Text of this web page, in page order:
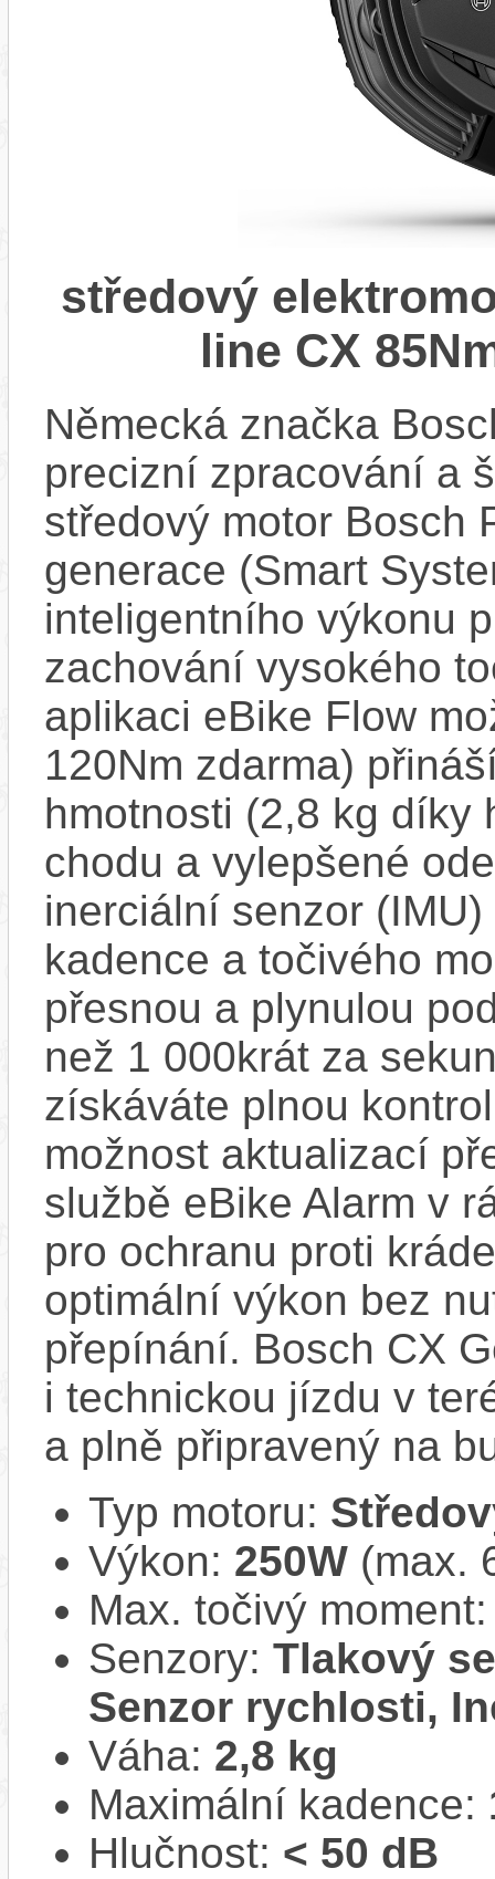
středový
line CX
Německá značka
precizní zpracování a
středový motor Bosch
generace (Smart
inteligentního výkonu
zachování vysokého
aplikaci eBike Flow
120Nm zdarma)
hmotnosti (2,8 kg díky
chodu a vylepšené
inerciální senzor
kadence a točivého
přesnou a plynulou
než 1 000krát za
získáváte plnou
možnost aktualizací
službě eBike Alarm v
pro ochranu proti
optimální výkon bez
přepínání. Bosch CX
i technickou jízdu v
a plně připravený na
Typ motoru:
Výkon: 250W (max.
Max. točivý
Senzory: Tlakový
Senzor rychlosti,
Váha: 2,8 kg
Maximální kadence:
Hlučnost: < 50 dB